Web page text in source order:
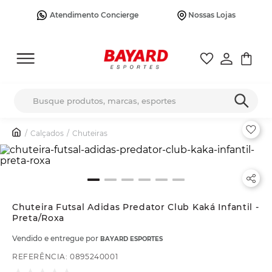
Atendimento Concierge Nossas Lojas
Calçados Chuteiras
Chuteira Futsal Adidas Predator Club Kaká Infantil -
Preta/Roxa
Vendido e entregue por BAYARD ESPORTES
REFERÊNCIA:0895240001